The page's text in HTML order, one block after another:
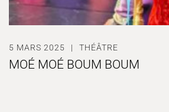
5 MARS 2025 THÉÂTRE
MOÉ MOÉ BOUM BOUM